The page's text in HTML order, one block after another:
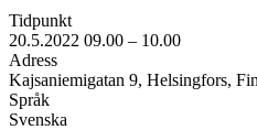
Tidpunkt
20.5.2022 09.00 – 10.00
Adress
Kajsaniemigatan 9, Helsingfors,
Språk
Svenska